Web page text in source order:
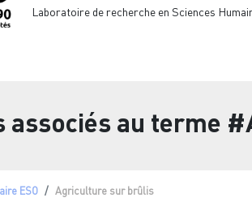
Laboratoire de recherche en Sciences
associés au terme
ESO Agriculture sur brûlis